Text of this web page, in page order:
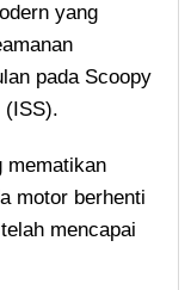
yang
pada Scoopy
(ISS).
mematikan
motor berhenti
mencapai